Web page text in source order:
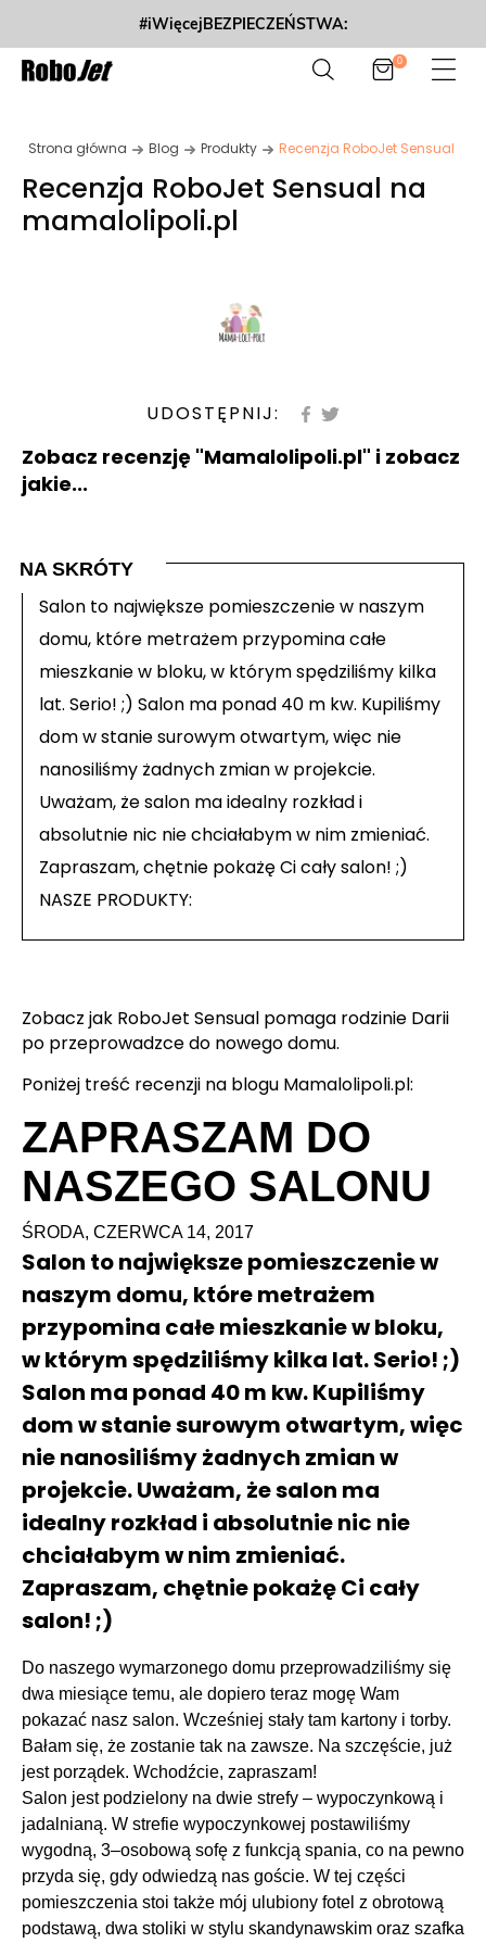
#iWięcejBEZPIECZEŃSTWA:
0
Strona główna Blog Produkty Recenzja RoboJet Sensual
Recenzja RoboJet Sensual na
mamalolipoli.pl
UDOSTĘPNIJ:
Zobacz recenzję "Mamalolipoli.pl" i zobacz
jakie...
NA SKRÓTY
Salon to największe pomieszczenie w naszym
domu, które metrażem przypomina całe
mieszkanie w bloku, w którym spędziliśmy kilka
lat. Serio! ;) Salon ma ponad 40 m kw. Kupiliśmy
dom w stanie surowym otwartym, więc nie
nanosiliśmy żadnych zmian w projekcie.
Uważam, że salon ma idealny rozkład i
absolutnie nic nie chciałabym w nim zmieniać.
Zapraszam, chętnie pokażę Ci cały salon! ;)
NASZE PRODUKTY:
Zobacz jak RoboJet Sensual pomaga rodzinie Darii
po przeprowadzce do nowego domu.
Poniżej treść recenzji na blogu Mamalolipoli.pl:
ZAPRASZAM DO
NASZEGO SALONU
ŚRODA, CZERWCA 14, 2017
Salon to największe pomieszczenie w
naszym domu, które metrażem
przypomina całe mieszkanie w bloku,
w którym spędziliśmy kilka lat. Serio! ;)
Salon ma ponad 40 m kw. Kupiliśmy
dom w stanie surowym otwartym, więc
nie nanosiliśmy żadnych zmian w
projekcie. Uważam, że salon ma
idealny rozkład i absolutnie nic nie
chciałabym w nim zmieniać.
Zapraszam, chętnie pokażę Ci cały
salon! ;)
Do naszego wymarzonego domu przeprowadziliśmy się
dwa miesiące temu, ale dopiero teraz mogę Wam
pokazać nasz salon. Wcześniej stały tam kartony i torby.
Bałam się, że zostanie tak na zawsze. Na szczęście, już
jest porządek. Wchodźcie, zapraszam!
Salon jest podzielony na dwie strefy – wypoczynkową i
jadalnianą. W strefie wypoczynkowej postawiliśmy
wygodną, 3–osobową sofę z funkcją spania, co na pewno
przyda się, gdy odwiedzą nas goście. W tej części
pomieszczenia stoi także mój ulubiony fotel z obrotową
podstawą, dwa stoliki w stylu skandynawskim oraz szafka